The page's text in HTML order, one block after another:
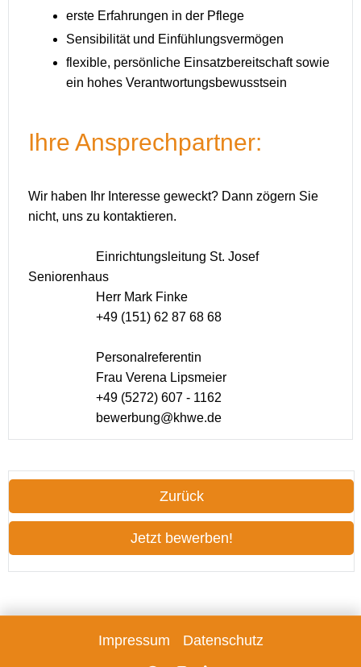
Zurück
Jetzt bewerben!
erste Erfahrungen in der Pflege
Sensibilität und Einfühlungsvermögen
flexible, persönliche Einsatzbereitschaft sowie
ein hohes Verantwortungsbewusstsein
Ihre Ansprechpartner:
Wir haben Ihr Interesse geweckt? Dann zögern Sie
nicht, uns zu kontaktieren.
Einrichtungsleitung St. Josef
Seniorenhaus
Herr Mark Finke
+49 (151) 62 87 68 68
Personalreferentin
Frau Verena Lipsmeier
+49 (5272) 607 - 1162
bewerbung@khwe.de
Impressum Datenschutz